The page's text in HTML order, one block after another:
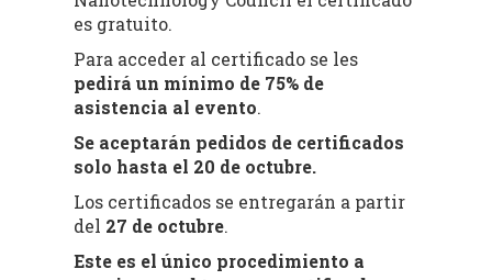
es gratuito.
Para acceder al certificado se les
pedirá un mínimo de 75% de
asistencia al evento.
Se aceptarán pedidos de certificados
solo hasta el 20 de octubre.
Los certificados se entregarán a partir
del 27 de octubre.
Este es el único procedimiento a